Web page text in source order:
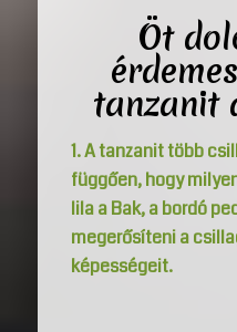
Öt
tanzanit
1. A tanzanit több
függően, hogy
lila a Bak, a bordó
megerősíteni a
képességeit.